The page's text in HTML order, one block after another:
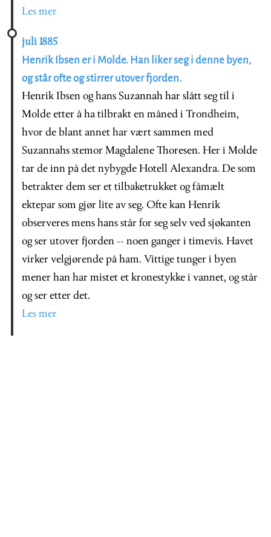
Les mer
juli 1885
Henrik Ibsen er i Molde. Han liker seg i denne byen,
og står ofte og stirrer utover fjorden.
Henrik Ibsen og hans Suzannah har slått seg til i
Molde etter å ha tilbrakt en måned i Trondheim,
hvor de blant annet har vært sammen med
Suzannahs stemor Magdalene Thoresen. Her i Molde
tar de inn på det nybygde Hotell Alexandra. De som
betrakter dem ser et tilbaketrukket og fåmælt
ektepar som gjør lite av seg. Ofte kan Henrik
observeres mens hans står for seg selv ved sjøkanten
og ser utover fjorden -- noen ganger i timevis. Havet
virker velgjørende på ham. Vittige tunger i byen
mener han har mistet et kronestykke i vannet, og står
og ser etter det.
Les mer